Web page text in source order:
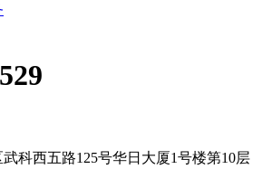
科西五路125号华日大厦1号楼第10层